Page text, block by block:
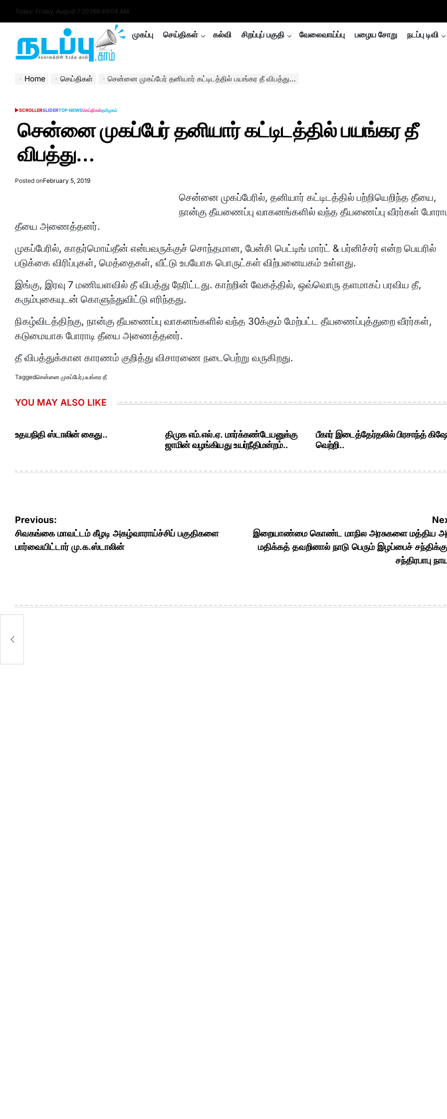
Today: Friday, August 7 20268:49:05 AM
nadappu.com
முகப்பு செய்திகள் கல்வி சிறப்புப் பகுதி வேலைவாய்ப்பு பழைய சோறு நடப்பு டிவி
Home செய்திகள் சென்னை முகப்பேர் தனியார் கட்டிடத்தில் பயங்கர தீ விபத்து…
POSTED
SCROLLERSLIDERTOP NEWSசெய்திகள்தமிழகம்
சென்னை முகப்பேர் தனியார் கட்டிடத்தில் பயங்கர தீ
விபத்து…
Posted onFebruary 5, 2019
சென்னை முகப்பேரில், தனியார் கட்டிடத்தில் பற்றியெறிந்த தீயை,
நான்கு தீயணைப்பு வாகனங்களில் வந்த தீயணைப்பு வீரர்கள்
தீயை அணைத்தனர்.
முகப்பேரில், காதர்மொய்தீன் என்பவருக்குச் சொந்தமான, பேன்சி பெட்டிங் மார்ட் & பர்னிச்சர் என்ற பெயரில்
படுக்கை விரிப்புகள், மெத்தைகள், வீட்டு உபயோக பொருட்கள் விற்பனையகம் உள்ளது.
இங்கு, இரவு 7 மணியளவில் தீ விபத்து நேரிட்டது. காற்றின் வேகத்தில், ஒவ்வொரு தளமாகப் பரவிய தீ,
கரும்புகையுடன் கொளுந்துவிட்டு எரிந்தது.
நிகழ்விடத்திற்கு, நான்கு தீயணைப்பு வாகனங்களில் வந்த 30க்கும் மேற்பட்ட தீயணைப்புத்துறை வீரர்கள்,
கடுமையாக போராடி தீயை அணைத்தனர்.
தீ விபத்துக்கான காரணம் குறித்து விசாரணை நடைபெற்று வருகிறது.
Taggedசென்னை முகப்பேர்,பயங்கர தீ
YOU MAY ALSO LIKE
உதயநிதி ஸ்டாலின் கைது..
திமுக எம்.எல்.ஏ. மார்க்கண்டேயனுக்கு
ஜாமின் வழங்கியது உயர்நீதிமன்றம்..
பீகார் இடைத்தேர்தலில் பிரசாந்த்
வெற்றி..
Post
navigation
Previous:
சிவகங்கை மாவட்டம் கீழடி அகழ்வாராய்ச்சிப் பகுதிகளை
பார்வையிட்டார் மு.க.ஸ்டாலின்
இறையாண்மை கொண்ட மாநில அரசுகளை மத்திய
மதிக்கத் தவறினால் நாடு பெரும் இழப்பைச்
சந்திரபாபு